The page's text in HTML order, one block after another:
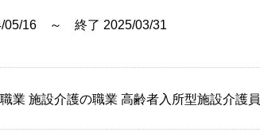
05/16 ～ 終了 2025/03/31
業 施設介護の職業 高齢者入所型施設介護員